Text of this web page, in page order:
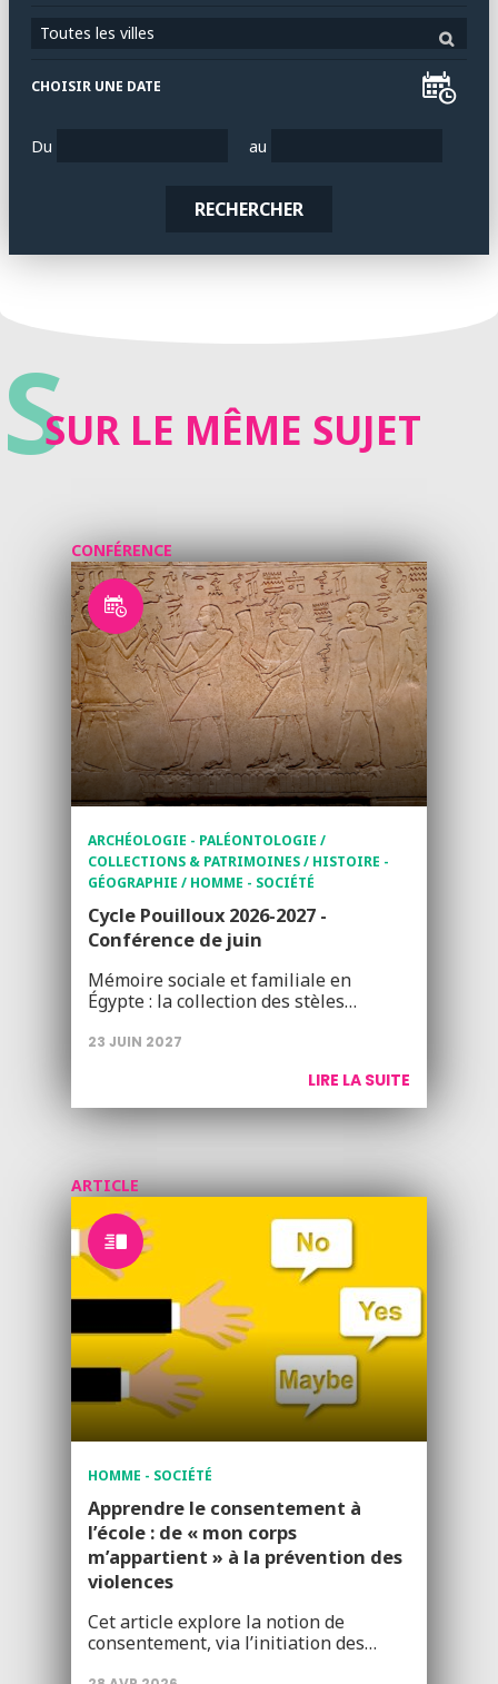
Toutes les villes
CHOISIR UNE DATE
Du au
RECHERCHER
SSUR LE MÊME SUJET
CONFÉRENCE
ARCHÉOLOGIE - PALÉONTOLOGIE /
COLLECTIONS & PATRIMOINES / HISTOIRE -
GÉOGRAPHIE / HOMME - SOCIÉTÉ
Cycle Pouilloux 2026-2027 -
Conférence de juin
Mémoire sociale et familiale en
Égypte : la collection des stèles…
23 JUIN 2027
LIRE LA SUITE
ARTICLE
HOMME - SOCIÉTÉ
Apprendre le consentement à
l’école : de « mon corps
m’appartient » à la prévention des
violences
Cet article explore la notion de
consentement, via l’initiation des…